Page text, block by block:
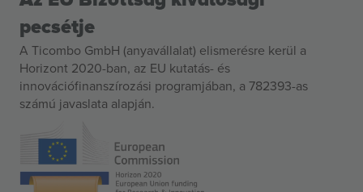
pecsétje
A Ticombo GmbH (anyavállalat) elismerésre kerül a
Horizont 2020-ban, az EU kutatás- és
innovációfinanszírozási programjában, a 782393-as
számú javaslata alapján.